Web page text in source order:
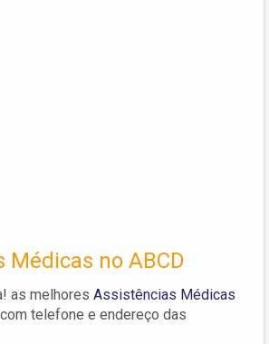
Médicas no ABCD
as melhores Assistências Médicas
telefone e endereço das